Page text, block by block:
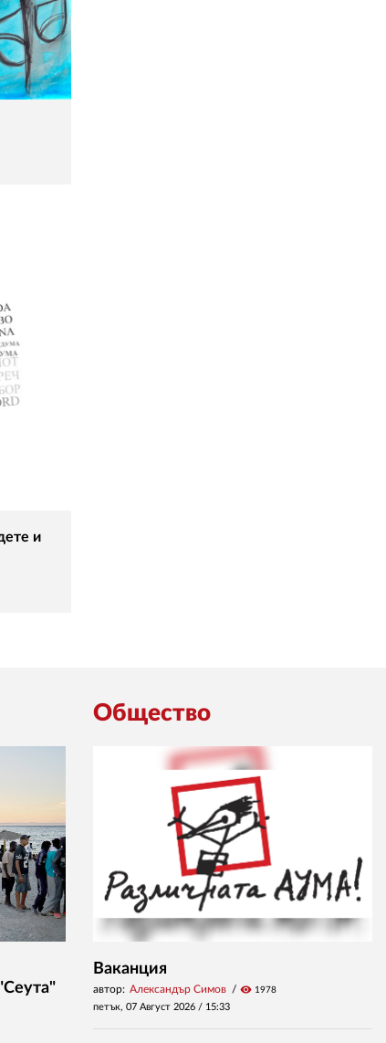
и
Общество
Ваканция
автор: Александър Симов visibility 1978
петък, 07 Август 2026 / 15:33